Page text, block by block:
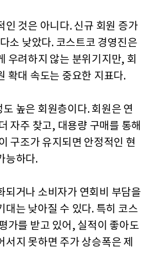
인 것은 아니다. 신규 회원 증가
소 낮았다. 코스트코 경영진은
우려하지 않는 분위기지만, 회
확대 속도는 중요한 지표다.
높은 회원층이다. 회원은 연
자주 찾고, 대용량 구매를 통해
구조가 유지되면 안정적인 현
능하다.
되거나 소비자가 연회비 부담을
대는 낮아질 수 있다. 특히 코스
가를 받고 있어, 실적이 좋아도
지 못하면 주가 상승폭은 제